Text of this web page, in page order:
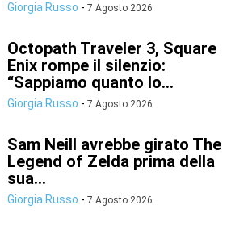
Giorgia Russo - 7 Agosto 2026
Octopath Traveler 3, Square
Enix rompe il silenzio:
“Sappiamo quanto lo...
Giorgia Russo - 7 Agosto 2026
Sam Neill avrebbe girato The
Legend of Zelda prima della
sua...
Giorgia Russo - 7 Agosto 2026